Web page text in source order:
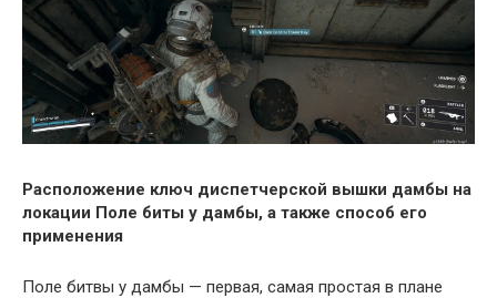
Расположение ключ диспетчерской вышки дамбы на
локации Поле биты у дамбы, а также способ его
применения
Поле битвы у дамбы — первая, самая простая в плане